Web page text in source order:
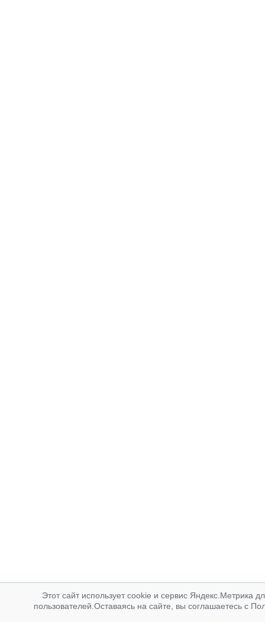
Этот сайт использует cookie и сервис Яндекс.Метрика
пользователей.Оставаясь на сайте, вы соглашаетесь с